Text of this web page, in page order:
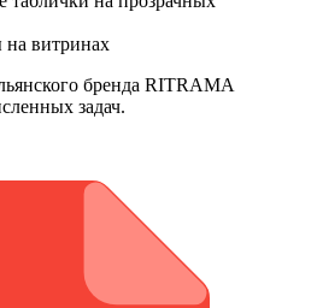
витринах
бренда RITRAMA
задач.